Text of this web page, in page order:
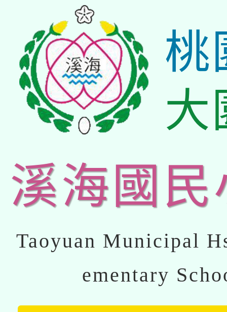
桃
大
溪海國民
Taoyuan Municipal
ementary